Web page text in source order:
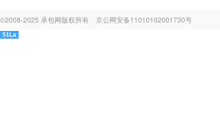
©2008-2025 承包网版权所有 京公网安备11010102001730号
51La